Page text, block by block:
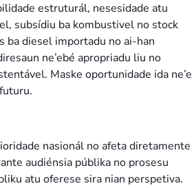
estruturál, nesesidade atu
subsídiu ba kombustivel no stock
ba diesel importadu no ai-han
ne’ebé apropriadu liu no
Maske oportunidade ida ne’e
nasionál no afeta diretamente
audiénsia públika no prosesu
atu oferese sira nian perspetiva.